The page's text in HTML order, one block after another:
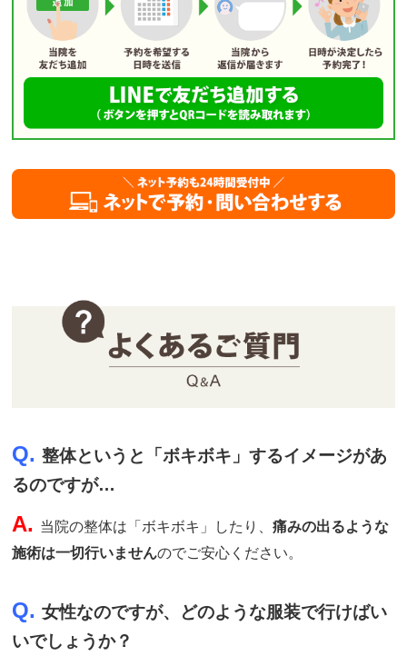
Q.整体というと「ボキボキ」するイメージがあ
るのですが…
A. 当院の整体は「ボキボキ」したり、痛みの出るような
施術は一切行いませんのでご安心ください。
Q.女性なのですが、どのような服装で行けばい
いでしょうか？